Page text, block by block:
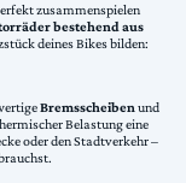
zusammenspielen
bestehend aus
deines Bikes bilden:
Bremsscheiben und
Belastung eine
oder den Stadtverkehr –